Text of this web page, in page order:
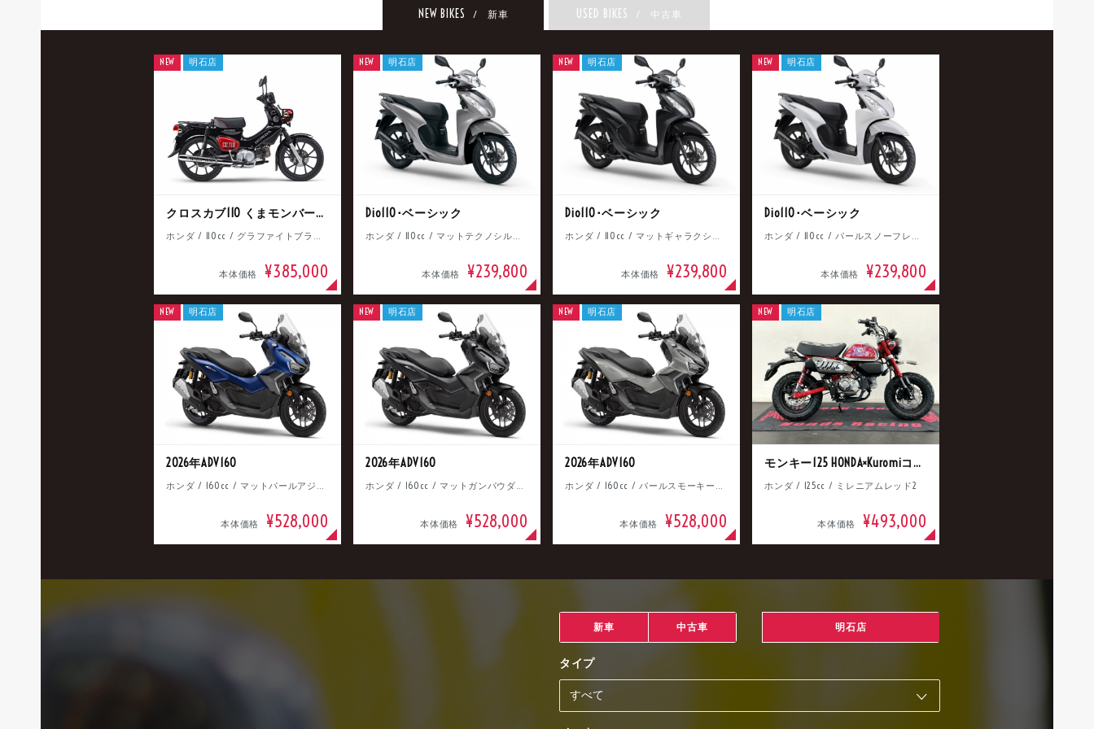
NEW BIKES / 新車 USED BIKES / 中古車
クロスカブ110 くまモンバージョン
ホンダ / 110cc / グラファイトブラック
本体価格 ¥385,000
NEW 明石店
Dio110･ベーシック
ホンダ / 110cc / マットテクノシルバーメタリック
本体価格 ¥239,800
NEW 明石店
Dio110･ベーシック
ホンダ / 110cc / マットギャラクシーブラックメタリック
本体価格 ¥239,800
NEW 明石店
Dio110･ベーシック
ホンダ / 110cc / パールスノーフレークホワイト
本体価格 ¥239,800
NEW 明石店
2026年ADV160
ホンダ / 160cc / マットパールアジャイルブルー
本体価格 ¥528,000
NEW 明石店
2026年ADV160
ホンダ / 160cc / マットガンパウダーブラックメタリック
本体価格 ¥528,000
NEW 明石店
2026年ADV160
ホンダ / 160cc / パールスモーキーグレー
本体価格 ¥528,000
NEW 明石店
モンキー125 HONDA×Kuromiコラボ
ホンダ / 125cc / ミレニアムレッド2
本体価格 ¥493,000
NEW 明石店
新車 中古車 明石店
タイプ